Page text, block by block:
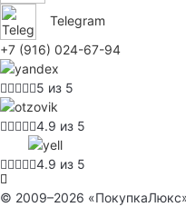
Telegram
+7 (916) 024-67-94
5 из 5
4.9 из 5
4.9 из 5
© 2009–2026